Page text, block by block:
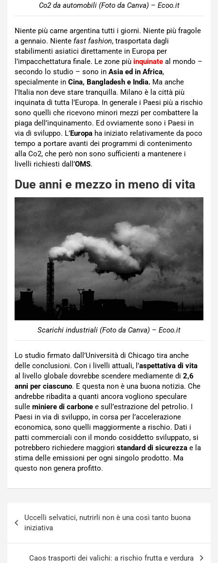
Co2 da automobili (Foto da Canva) – Ecoo.it
Niente più carne argentina tutti i giorni. Niente più fragole
a gennaio. Niente fast fashion, trasportata dagli
stabilimenti asiatici direttamente in Europa per
l’impacchettatura finale. Le zone più inquinate al mondo –
secondo lo studio – sono in Asia ed in Africa,
specialmente in Cina, Bangladesh e India. Ma anche
l’Italia non deve stare tranquilla. Milano è la città più
inquinata di tutta l’Europa. In generale i Paesi più a rischio
sono quelli che ricevono minori mezzi per combattere la
piaga dell’inquinamento. Ed ovviamente sono i Paesi in
via di sviluppo. L’Europa ha iniziato relativamente da poco
tempo a portare avanti dei programmi di contenimento
alla Co2, che però non sono sufficienti a mantenere i
livelli richiesti dall’OMS.
Due anni e mezzo in meno di vita
Scarichi industriali (Foto da Canva) – Ecoo.it
Lo studio firmato dall’Università di Chicago tira anche
delle conclusioni. Con i livelli attuali, l’aspettativa di vita
al livello globale dovrebbe scendere mediamente di 2,6
anni per ciascuno. E questa non è una buona notizia. Che
andrebbe ribadita a quanti ancora vogliono speculare
sulle miniere di carbone e sull’estrazione del petrolio. I
Paesi in via di sviluppo, in corsa per l’accelerazione
economica, sono quelli maggiormente a rischio. Dati i
patti commerciali con il mondo cosiddetto sviluppato, si
potrebbero richiedere maggiori standard di sicurezza e la
stima delle emissioni per ogni singolo prodotto. Ma
questo non genera profitto.
articoli
Uccelli selvatici, nutrirli non è una così tanto buona
iniziativa
Caos trasporti dei valichi: a rischio frutta e verdura